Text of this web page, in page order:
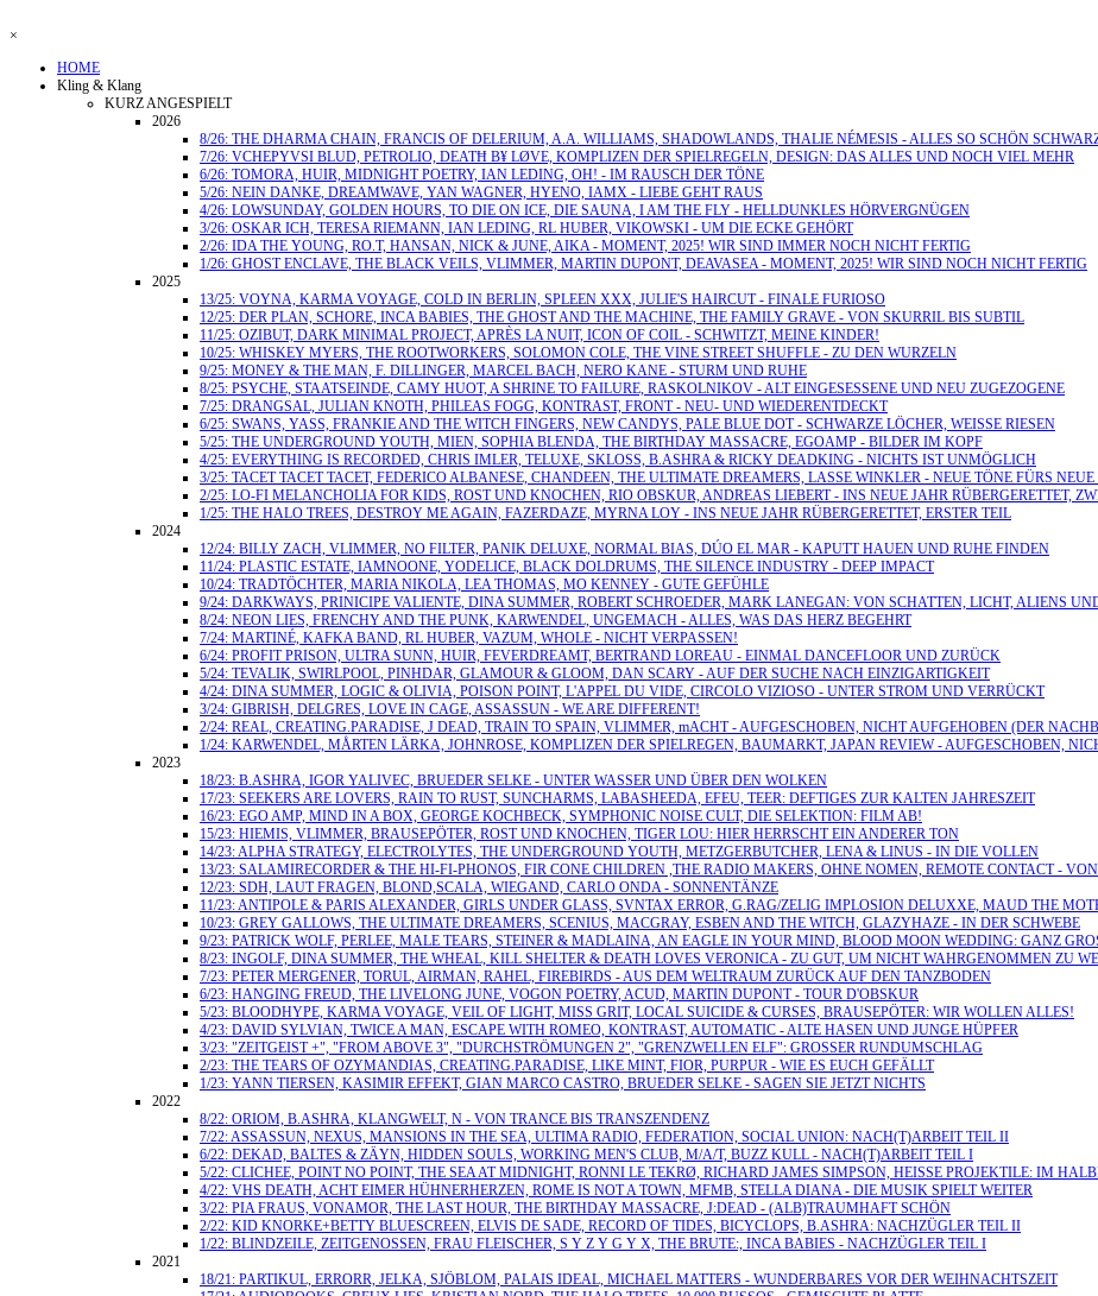
×
HOME
Kling & Klang
KURZ ANGESPIELT
2026
8/26: THE DHARMA CHAIN, FRANCIS OF DELERIUM, A.A. WILLIAMS, SHADOWLANDS, THALIE NÉMESIS - ALLES SO SCHÖN
7/26: VCHEPYVSI BLUD, PETROLIO, DEATĦ B¥ LØVE, KOMPLIZEN DER SPIELREGELN, DESIGN: DAS ALLES UND NOCH VIEL MEHR
6/26: TOMORA, HUIR, MIDNIGHT POETRY, IAN LEDING, OH! - IM RAUSCH DER TÖNE
5/26: NEIN DANKE, DREAMWAVE, YAN WAGNER, HYENO, IAMX - LIEBE GEHT RAUS
4/26: LOWSUNDAY, GOLDEN HOURS, TO DIE ON ICE, DIE SAUNA, I AM THE FLY - HELLDUNKLES HÖRVERGNÜGEN
3/26: OSKAR ICH, TERESA RIEMANN, IAN LEDING, RL HUBER, VIKOWSKI - UM DIE ECKE GEHÖRT
2/26: IDA THE YOUNG, RO.T, HANSAN, NICK & JUNE, AIKA - MOMENT, 2025! WIR SIND IMMER NOCH NICHT FERTIG
1/26: GHOST ENCLAVE, THE BLACK VEILS, VLIMMER, MARTIN DUPONT, DEAVASEA - MOMENT, 2025! WIR SIND NOCH NICHT FERTIG
2025
13/25: VOYNA, KARMA VOYAGE, COLD IN BERLIN, SPLEEN XXX, JULIE'S HAIRCUT - FINALE FURIOSO
12/25: DER PLAN, SCHORE, INCA BABIES, THE GHOST AND THE MACHINE, THE FAMILY GRAVE - VON SKURRIL BIS SUBTIL
11/25: OZIBUT, DARK MINIMAL PROJECT, APRÈS LA NUIT, ICON OF COIL - SCHWITZT, MEINE KINDER!
10/25: WHISKEY MYERS, THE ROOTWORKERS, SOLOMON COLE, THE VINE STREET SHUFFLE - ZU DEN WURZELN
9/25: MONEY & THE MAN, F. DILLINGER, MARCEL BACH, NERO KANE - STURM UND RUHE
8/25: PSYCHE, STAATSEINDE, CAMY HUOT, A SHRINE TO FAILURE, RASKOLNIKOV - ALT EINGESESSENE UND NEU ZUGEZOGENE
7/25: DRANGSAL, JULIAN KNOTH, PHILEAS FOGG, KONTRAST, FRONT - NEU- UND WIEDERENTDECKT
6/25: SWANS, YASS, FRANKIE AND THE WITCH FINGERS, NEW CANDYS, PALE BLUE DOT - SCHWARZE LÖCHER, WEISSE RIESEN
5/25: THE UNDERGROUND YOUTH, MIEN, SOPHIA BLENDA, THE BIRTHDAY MASSACRE, EGOAMP - BILDER IM KOPF
4/25: EVERYTHING IS RECORDED, CHRIS IMLER, TELUXE, SKLOSS, B.ASHRA & RICKY DEADKING - NICHTS IST UNMÖGLICH
3/25: TACET TACET TACET, FEDERICO ALBANESE, CHANDEEN, THE ULTIMATE DREAMERS, LASSE WINKLER - NEUE TÖNE FÜRS
2/25: LO-FI MELANCHOLIA FOR KIDS, ROST UND KNOCHEN, RIO OBSKUR, ANDREAS LIEBERT - INS NEUE JAHR RÜBERGERETTET,
1/25: THE HALO TREES, DESTROY ME AGAIN, FAZERDAZE, MYRNA LOY - INS NEUE JAHR RÜBERGERETTET, ERSTER TEIL
2024
12/24: BILLY ZACH, VLIMMER, NO FILTER, PANIK DELUXE, NORMAL BIAS, DÚO EL MAR - KAPUTT HAUEN UND RUHE FINDEN
11/24: PLASTIC ESTATE, IAMNOONE, YODELICE, BLACK DOLDRUMS, THE SILENCE INDUSTRY - DEEP IMPACT
10/24: TRADTÖCHTER, MARIA NIKOLA, LEA THOMAS, MO KENNEY - GUTE GEFÜHLE
9/24: DARKWAYS, PRINICIPE VALIENTE, DINA SUMMER, ROBERT SCHROEDER, MARK LANEGAN: VON SCHATTEN, LICHT, ALIENS
8/24: NEON LIES, FRENCHY AND THE PUNK, KARWENDEL, UNGEMACH - ALLES, WAS DAS HERZ BEGEHRT
7/24: MARTINÉ, KAFKA BAND, RL HUBER, VAZUM, WHOLE - NICHT VERPASSEN!
6/24: PROFIT PRISON, ULTRA SUNN, HUIR, FEVERDREAMT, BERTRAND LOREAU - EINMAL DANCEFLOOR UND ZURÜCK
5/24: TEVALIK, SWIRLPOOL, PINHDAR, GLAMOUR & GLOOM, DAN SCARY - AUF DER SUCHE NACH EINZIGARTIGKEIT
4/24: DINA SUMMER, LOGIC & OLIVIA, POISON POINT, L'APPEL DU VIDE, CIRCOLO VIZIOSO - UNTER STROM UND VERRÜCKT
3/24: GIBRISH, DELGRES, LOVE IN CAGE, ASSASSUN - WE ARE DIFFERENT!
2/24: REAL, CREATING.PARADISE, J DEAD, TRAIN TO SPAIN, VLIMMER, mACHT - AUFGESCHOBEN, NICHT AUFGEHOBEN (DER
1/24: KARWENDEL, MÅRTEN LÄRKA, JOHNROSE, KOMPLIZEN DER SPIELREGEN, BAUMARKT, JAPAN REVIEW - AUFGESCHOBEN,
2023
18/23: B.ASHRA, IGOR YALIVEC, BRUEDER SELKE - UNTER WASSER UND ÜBER DEN WOLKEN
17/23: SEEKERS ARE LOVERS, RAIN TO RUST, SUNCHARMS, LABASHEEDA, EFEU, TEER: DEFTIGES ZUR KALTEN JAHRESZEIT
16/23: EGO AMP, MIND IN A BOX, GEORGE KOCHBECK, SYMPHONIC NOISE CULT, DIE SELEKTION: FILM AB!
15/23: HIEMIS, VLIMMER, BRAUSEPÖTER, ROST UND KNOCHEN, TIGER LOU: HIER HERRSCHT EIN ANDERER TON
14/23: ALPHA STRATEGY, ELECTROLYTES, THE UNDERGROUND YOUTH, METZGERBUTCHER, LENA & LINUS - IN DIE VOLLEN
13/23: SALAMIRECORDER & THE HI-FI-PHONOS, FIR CONE CHILDREN ,THE RADIO MAKERS, OHNE NOMEN, REMOTE CONTACT -
12/23: SDH, LAUT FRAGEN, BLOND,SCALA, WIEGAND, CARLO ONDA - SONNENTÄNZE
11/23: ANTIPOLE & PARIS ALEXANDER, GIRLS UNDER GLASS, SVNTAX ERROR, G.RAG/ZELIG IMPLOSION DELUXXE, MAUD THE
10/23: GREY GALLOWS, THE ULTIMATE DREAMERS, SCENIUS, MACGRAY, ESBEN AND THE WITCH, GLAZYHAZE - IN DER SCHWEBE
9/23: PATRICK WOLF, PERLEE, MALE TEARS, STEINER & MADLAINA, AN EAGLE IN YOUR MIND, BLOOD MOON WEDDING: GANZ
8/23: INGOLF, DINA SUMMER, THE WHEAL, KILL SHELTER & DEATH LOVES VERONICA - ZU GUT, UM NICHT WAHRGENOMMEN ZU
7/23: PETER MERGENER, TORUL, AIRMAN, RAHEL, FIREBIRDS - AUS DEM WELTRAUM ZURÜCK AUF DEN TANZBODEN
6/23: HANGING FREUD, THE LIVELONG JUNE, VOGON POETRY, ACUD, MARTIN DUPONT - TOUR D'OBSKUR
5/23: BLOODHYPE, KARMA VOYAGE, VEIL OF LIGHT, MISS GRIT, LOCAL SUICIDE & CURSES, BRAUSEPÖTER: WIR WOLLEN ALLES!
4/23: DAVID SYLVIAN, TWICE A MAN, ESCAPE WITH ROMEO, KONTRAST, AUTOMATIC - ALTE HASEN UND JUNGE HÜPFER
3/23: "ZEITGEIST +", "FROM ABOVE 3", "DURCHSTRÖMUNGEN 2", "GRENZWELLEN ELF": GROSSER RUNDUMSCHLAG
2/23: THE TEARS OF OZYMANDIAS, CREATING.PARADISE, LIKE MINT, FIOR, PURPUR - WIE ES EUCH GEFÄLLT
1/23: YANN TIERSEN, KASIMIR EFFEKT, GIAN MARCO CASTRO, BRUEDER SELKE - SAGEN SIE JETZT NICHTS
2022
8/22: ORIOM, B.ASHRA, KLANGWELT, N - VON TRANCE BIS TRANSZENDENZ
7/22: ASSASSUN, NEXUS, MANSIONS IN THE SEA, ULTIMA RADIO, FEDERATION, SOCIAL UNION: NACH(T)ARBEIT TEIL II
6/22: DEKAD, BALTES & ZÄYN, HIDDEN SOULS, WORKING MEN'S CLUB, M/A/T, BUZZ KULL - NACH(T)ARBEIT TEIL I
5/22: CLICHEE, POINT NO POINT, THE SEA AT MIDNIGHT, RONNI LE TEKRØ, RICHARD JAMES SIMPSON, HEISSE PROJEKTILE: IM
4/22: VHS DEATH, ACHT EIMER HÜHNERHERZEN, ROME IS NOT A TOWN, MFMB, STELLA DIANA - DIE MUSIK SPIELT WEITER
3/22: PIA FRAUS, VONAMOR, THE LAST HOUR, THE BIRTHDAY MASSACRE, J:DEAD - (ALB)TRAUMHAFT SCHÖN
2/22: KID KNORKE+BETTY BLUESCREEN, ELVIS DE SADE, RECORD OF TIDES, BICYCLOPS, B.ASHRA: NACHZÜGLER TEIL II
1/22: BLINDZEILE, ZEITGENOSSEN, FRAU FLEISCHER, S Y Z Y G Y X, THE BRUTE:, INCA BABIES - NACHZÜGLER TEIL I
2021
18/21: PARTIKUL, ERRORR, JELKA, SJÖBLOM, PALAIS IDEAL, MICHAEL MATTERS - WUNDERBARES VOR DER WEIHNACHTSZEIT